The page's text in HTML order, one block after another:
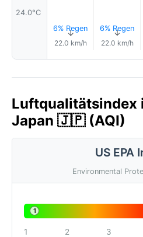
24.0°C
6% Regen
↑
22.0 km/h
6% Regen
↑
22.0 km/h
Luftqualitätsindex
Japan 🇯🇵 (AQI)
US EPA
Environmental
1
1 2 3